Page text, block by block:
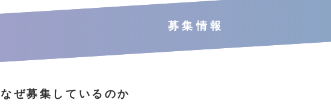
募集情報
なぜ募集しているのか